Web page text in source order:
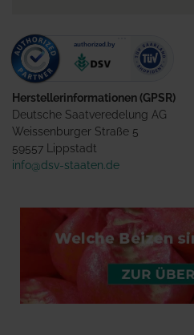
Herstellerinformationen (GPSR)
Deutsche Saatveredelung AG
Weissenburger Straße 5
59557 Lippstadt
info@dsv-staaten.de